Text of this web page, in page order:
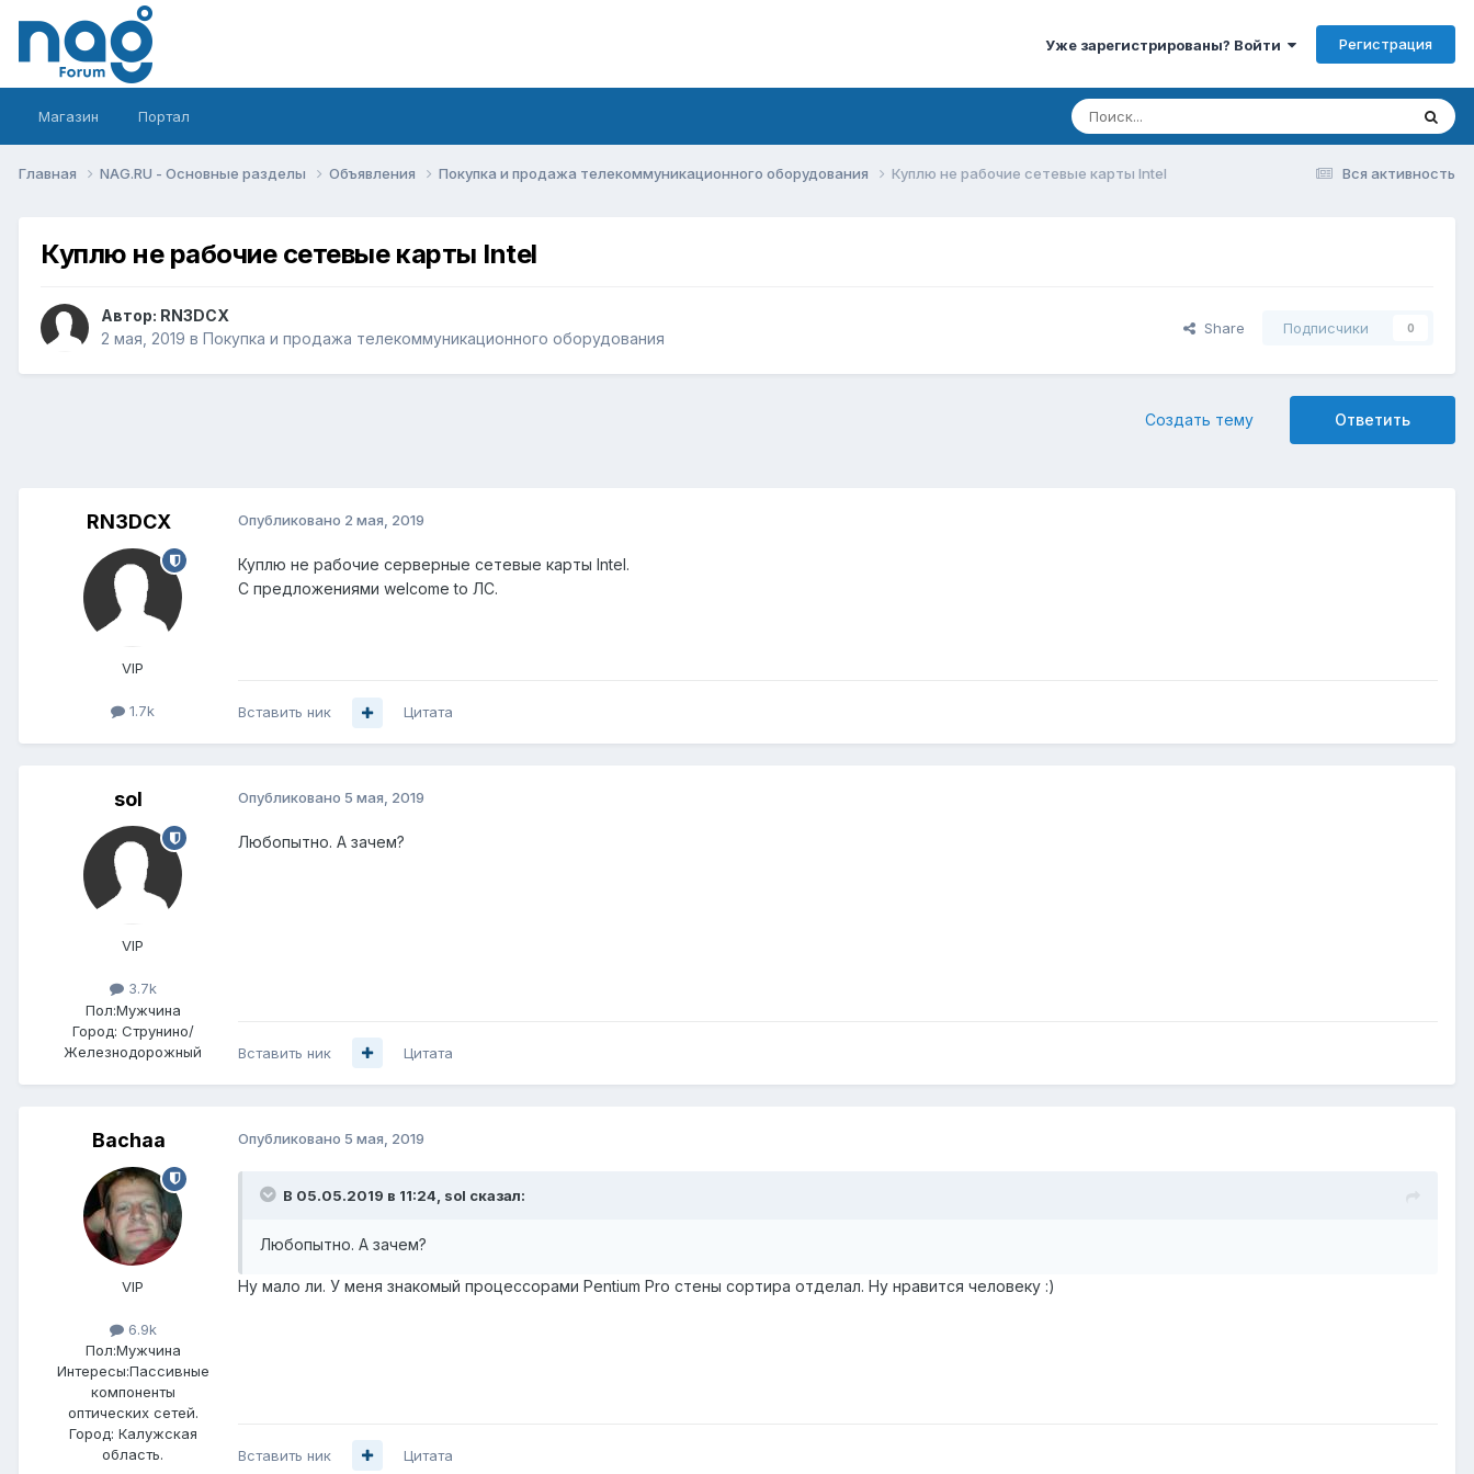
Уже зарегистрированы? Войти Регистрация
Магазин Портал
Вся активность
Главная NAG.RU - Основные разделы Объявления Покупка и продажа телекоммуникационного оборудования Куплю не рабочие сетевые карты Intel
Куплю не рабочие сетевые карты Intel
Автор: RN3DCX
2 мая, 2019 в Покупка и продажа телекоммуникационного оборудования
Share Подписчики 0
Ответить
Создать тему
RN3DCX
VIP
1.7k
Опубликовано 2 мая, 2019
Куплю не рабочие серверные сетевые карты Intel.
С предложениями welcome to ЛС.
Вставить ник Цитата
sol
VIP
3.7k
Пол:Мужчина
Город: Струнино/
Железнодорожный
Опубликовано 5 мая, 2019
Любопытно. А зачем?
Вставить ник Цитата
Bachaa
VIP
6.9k
Пол:Мужчина
Интересы:Пассивные
компоненты
оптических сетей.
Город: Калужская
область.
Опубликовано 5 мая, 2019
В 05.05.2019 в 11:24, sol сказал:
Любопытно. А зачем?
Ну мало ли. У меня знакомый процессорами Pentium Pro стены сортира отделал. Ну нравится человеку :)
Вставить ник Цитата